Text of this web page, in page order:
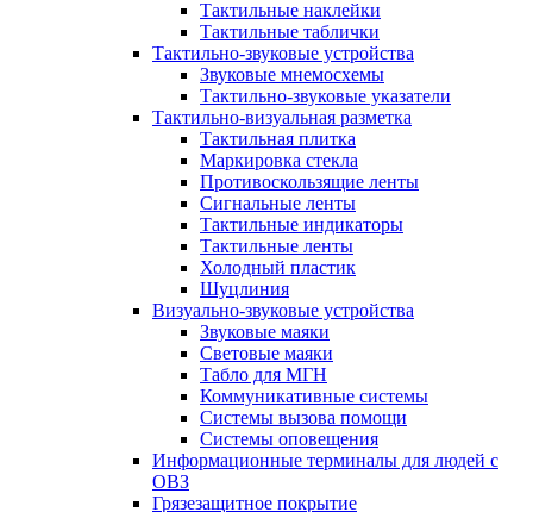
Тактильные наклейки
Тактильные таблички
Тактильно-звуковые устройства
Звуковые мнемосхемы
Тактильно-звуковые указатели
Тактильно-визуальная разметка
Тактильная плитка
Маркировка стекла
Противоскользящие ленты
Сигнальные ленты
Тактильные индикаторы
Тактильные ленты
Холодный пластик
Шуцлиния
Визуально-звуковые устройства
Звуковые маяки
Световые маяки
Табло для МГН
Коммуникативные системы
Системы вызова помощи
Системы оповещения
Информационные терминалы для людей с
ОВЗ
Грязезащитное покрытие